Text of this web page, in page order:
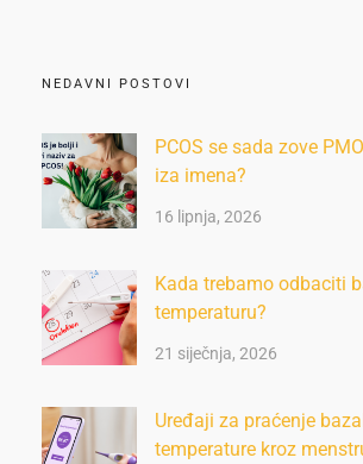
NEDAVNI POSTOVI
PCOS se sada zove
iza imena?
16 lipnja, 2026
Kada trebamo odbaciti
temperaturu?
21 siječnja, 2026
Uređaji za praćenje
temperature kroz